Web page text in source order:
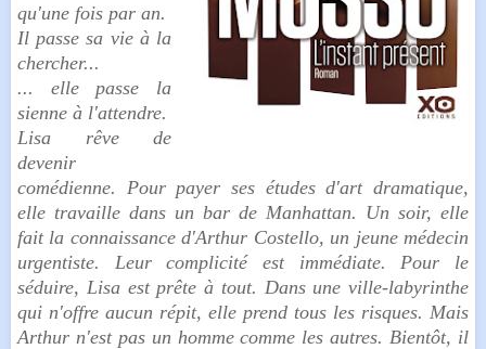
qu'une fois par an.
Il passe sa vie à la
chercher...
... elle passe la
sienne à l'attendre.
Lisa rêve de
devenir
comédienne. Pour payer ses études d'art dramatique,
elle travaille dans un bar de Manhattan. Un soir, elle
fait la connaissance d'Arthur Costello, un jeune médecin
urgentiste. Leur complicité est immédiate. Pour le
séduire, Lisa est prête à tout. Dans une ville-labyrinthe
qui n'offre aucun répit, elle prend tous les risques. Mais
Arthur n'est pas un homme comme les autres. Bientôt, il